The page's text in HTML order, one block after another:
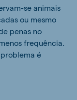
se animais
ou mesmo
penas no
frequência.
é